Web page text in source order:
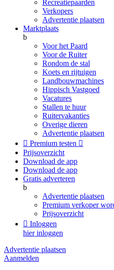
Recreatiepaarden
Verkopers
Advertentie plaatsen
Marktplaats
b
Voor het Paard
Voor de Ruiter
Rondom de stal
Koets en rijtuigen
Landbouwmachines
Hippisch Vastgoed
Vacatures
Stallen te huur
Ruitervakanties
Overige dieren
Advertentie plaatsen
 Premium testen 
Prijsoverzicht
Download de app
Download de app
Gratis adverteren
b
Advertentie plaatsen
Premium verkoper
Prijsoverzicht
 Inloggen
hier inloggen
Advertentie plaatsen
Aanmelden